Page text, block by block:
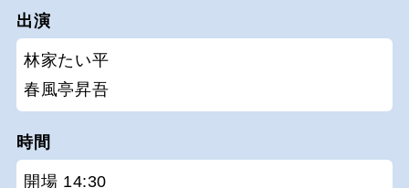
出演
林家たい平
春風亭昇吾
時間
開場 14:30